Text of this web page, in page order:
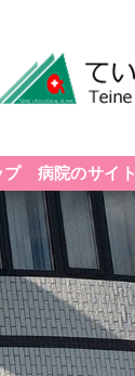
プ 病院のサイト